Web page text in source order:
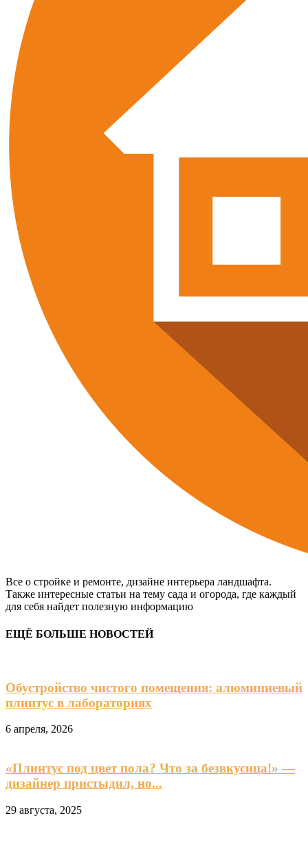
Все о стройке и ремонте, дизайне интерьера ландшафта.
Также интересные статьи на тему сада и огорода, где каждый
для себя найдет полезную информацию
ЕЩЁ БОЛЬШЕ НОВОСТЕЙ
Обустройство чистого помещения: алюминиевый
плинтус в лабораториях
6 апреля, 2026
«Плинтус под цвет пола? Что за безвкусица!» —
дизайнер пристыдил, но...
29 августа, 2025